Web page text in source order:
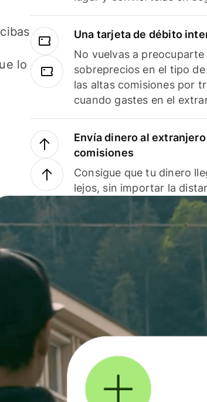
lo
Una tarjeta de débito
No vuelvas a
sobreprecios en el tipo
las altas comisiones por
cuando gastes en el
Envía dinero al
comisiones
Consigue que tu dinero
lejos, sin importar la